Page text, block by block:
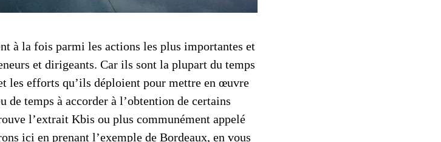
à la fois parmi les actions les plus importantes et
et dirigeants. Car ils sont la plupart du temps
les efforts qu’ils déploient pour mettre en œuvre
de temps à accorder à l’obtention de certains
l’extrait Kbis ou plus communément appelé
ici en prenant l’exemple de Bordeaux, en vous